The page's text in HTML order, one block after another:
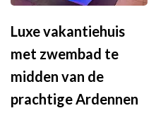
Luxe vakantiehuis
met zwembad te
midden van de
prachtige Ardennen